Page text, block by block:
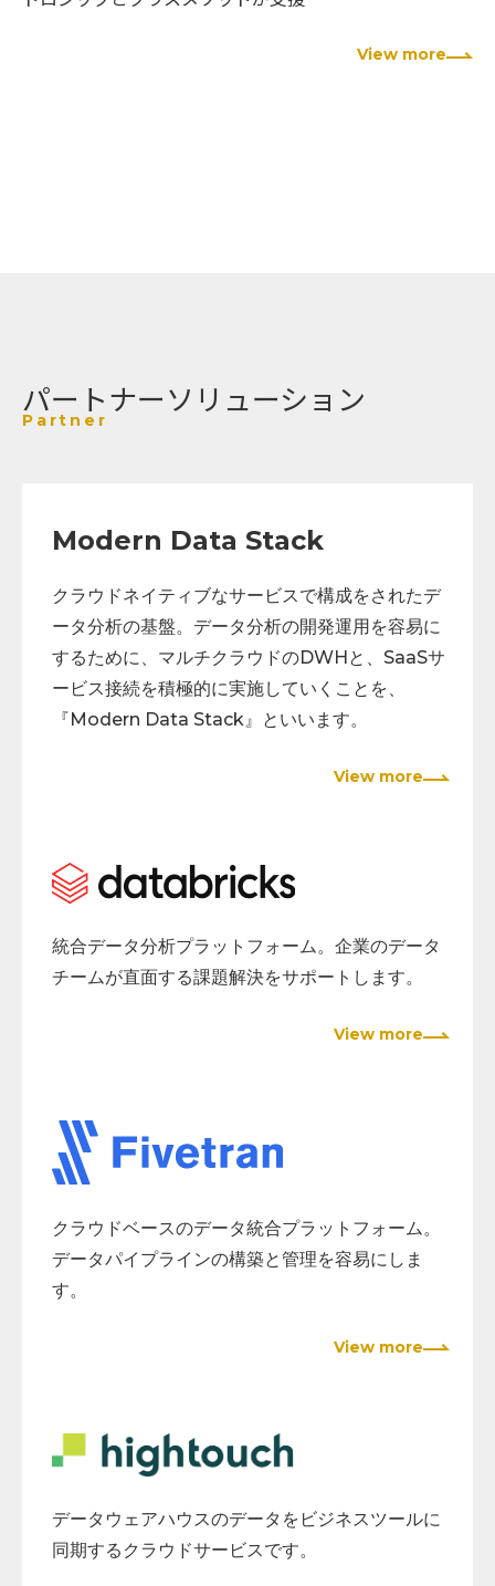
View more
パートナーソリューション
Partner
Modern Data Stack
クラウドネイティブなサービスで構成をされたデ
ータ分析の基盤。データ分析の開発運用を容易に
するために、マルチクラウドのDWHと、SaaSサ
ービス接続を積極的に実施していくことを、
『Modern Data Stack』といいます。
View more
統合データ分析プラットフォーム。企業のデータ
チームが直面する課題解決をサポートします。
View more
クラウドベースのデータ統合プラットフォーム。
データパイプラインの構築と管理を容易にしま
す。
View more
データウェアハウスのデータをビジネスツールに
同期するクラウドサービスです。